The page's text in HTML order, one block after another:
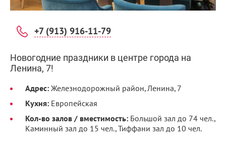
+7 (913) 916-11-79
Новогодние праздники в центре города на
Ленина, 7!
Адрес: Железнодорожный район, Ленина, 7
Кухня: Европейская
Кол-во залов / вместимость: Большой зал до 74 чел.,
Каминный зал до 15 чел., Тиффани зал до 10 чел.